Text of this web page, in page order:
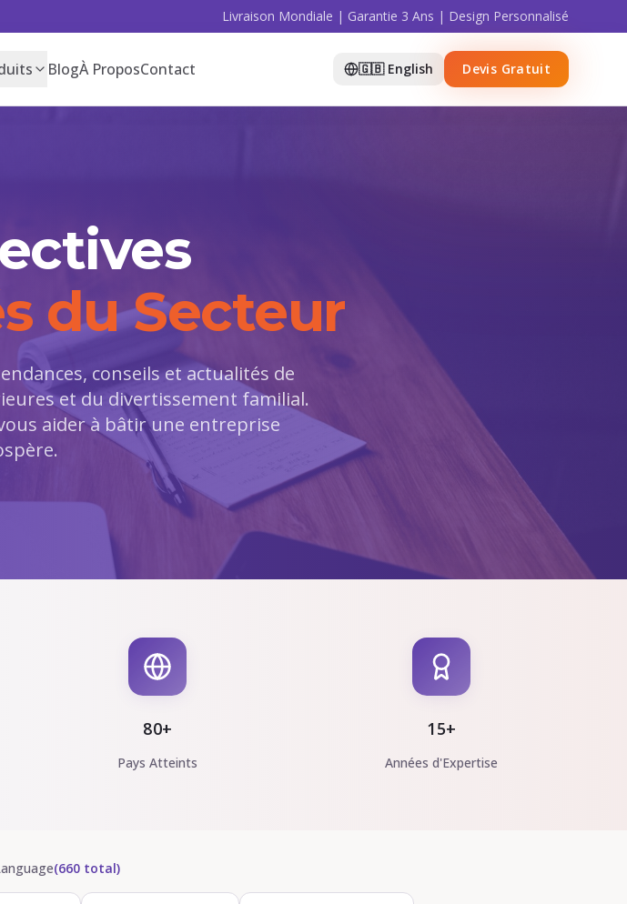
Livraison Mondiale | Garantie 3 Ans | Design Personnalisé
BlogÀ ProposContact 🇬🇧 English Devis Gratuit
du Secteur
conseils et actualités de
et du divertissement familial.
aider à bâtir une entreprise
80+
Pays Atteints
15+
Années d'Expertise
(660 total)